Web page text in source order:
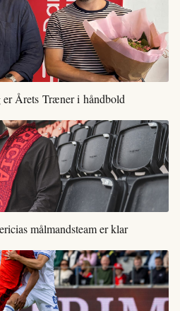
Årets Træner i håndbold
målmandsteam er klar